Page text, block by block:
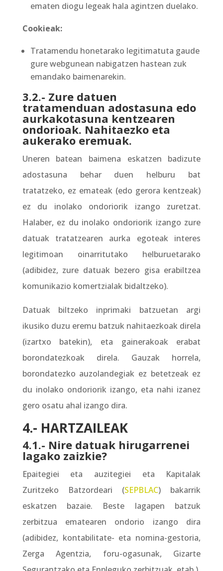
ematen diogu legeak hala agintzen duelako.
Cookieak:
Tratamendu honetarako legitimatuta gaude
gure webgunean nabigatzen hastean zuk
emandako baimenarekin.
3.2.- Zure datuen
tratamenduan adostasuna edo
aurkakotasuna kentzearen
ondorioak. Nahitaezko eta
aukerako eremuak.
Uneren batean baimena eskatzen badizute
adostasuna behar duen helburu bat
tratatzeko, ez emateak (edo gerora kentzeak)
ez du inolako ondoriorik izango zuretzat.
Halaber, ez du inolako ondoriorik izango zure
datuak tratatzearen aurka egoteak interes
legitimoan oinarritutako helburuetarako
(adibidez, zure datuak bezero gisa erabiltzea
komunikazio komertzialak bidaltzeko).
Datuak biltzeko inprimaki batzuetan argi
ikusiko duzu eremu batzuk nahitaezkoak direla
(izartxo batekin), eta gainerakoak erabat
borondatezkoak direla. Gauzak horrela,
borondatezko auzolandegiak ez betetzeak ez
du inolako ondoriorik izango, eta nahi izanez
gero osatu ahal izango dira.
4.- HARTZAILEAK
4.1.- Nire datuak hirugarrenei
lagako zaizkie?
Epaitegiei eta auzitegiei eta Kapitalak
Zuritzeko Batzordeari (SEPBLAC) bakarrik
eskatzen bazaie. Beste lagapen batzuk
zerbitzua ematearen ondorio izango dira
(adibidez, kontabilitate- eta nomina-gestoria,
Zerga Agentzia, foru-ogasunak, Gizarte